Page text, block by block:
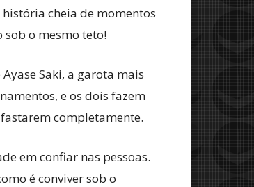
cheia de momentos
sob o mesmo teto!
Saki, a garota mais
e os dois fazem
completamente.
em confiar nas pessoas.
é conviver sob o